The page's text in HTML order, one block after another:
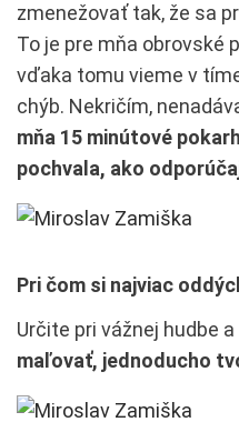
zmenežovať tak, že sa
To je pre mňa obrovské
vďaka tomu vieme v
chýb. Nekričím,
mňa 15 minútové
pochvala, ako
Pri čom si najviac
Určite pri vážnej hudbe
maľovať, jednoducho